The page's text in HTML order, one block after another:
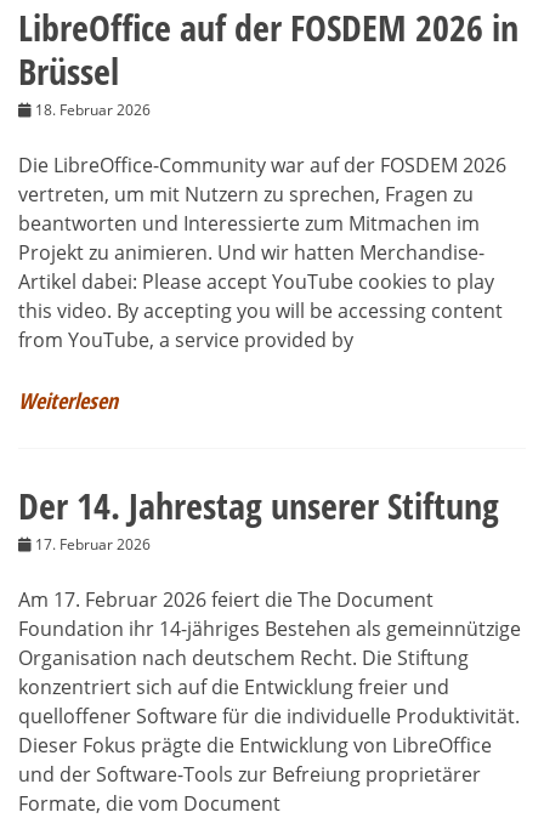
LibreOffice auf der FOSDEM 2026 in
Brüssel
18. Februar 2026
Die LibreOffice-Community war auf der FOSDEM 2026
vertreten, um mit Nutzern zu sprechen, Fragen zu
beantworten und Interessierte zum Mitmachen im
Projekt zu animieren. Und wir hatten Merchandise-
Artikel dabei: Please accept YouTube cookies to play
this video. By accepting you will be accessing content
from YouTube, a service provided by
Weiterlesen
Der 14. Jahrestag unserer Stiftung
17. Februar 2026
Am 17. Februar 2026 feiert die The Document
Foundation ihr 14-jähriges Bestehen als gemeinnützige
Organisation nach deutschem Recht. Die Stiftung
konzentriert sich auf die Entwicklung freier und
quelloffener Software für die individuelle Produktivität.
Dieser Fokus prägte die Entwicklung von LibreOffice
und der Software-Tools zur Befreiung proprietärer
Formate, die vom Document